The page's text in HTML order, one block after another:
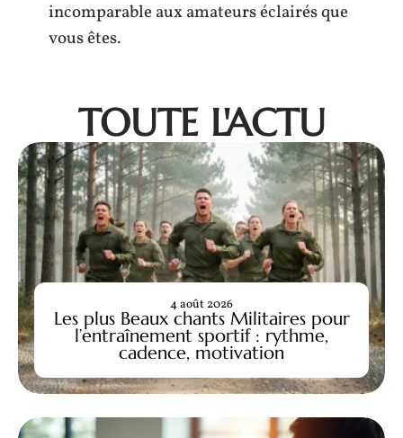
incomparable aux amateurs éclairés que
vous êtes.
TOUTE L'ACTU
Les plus Beaux chants Militaires pour
l’entraînement sportif : rythme,
cadence, motivation
4 août 2026